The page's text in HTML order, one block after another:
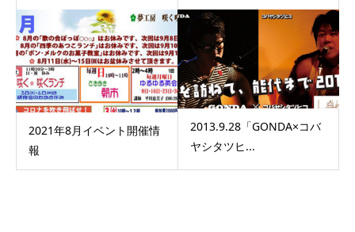
2021年8月イベント開催情
報
2013.9.28「GONDA×コバ
ヤシタツヒ...